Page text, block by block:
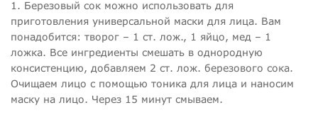
1. Березовый сок можно использовать для
приготовления универсальной маски для лица. Вам
понадобится: творог – 1 ст. лож., 1 яйцо, мед – 1
ложка. Все ингредиенты смешать в однородную
консистенцию, добавляем 2 ст. лож. березового сока.
Очищаем лицо с помощью тоника для лица и наносим
маску на лицо. Через 15 минут смываем.